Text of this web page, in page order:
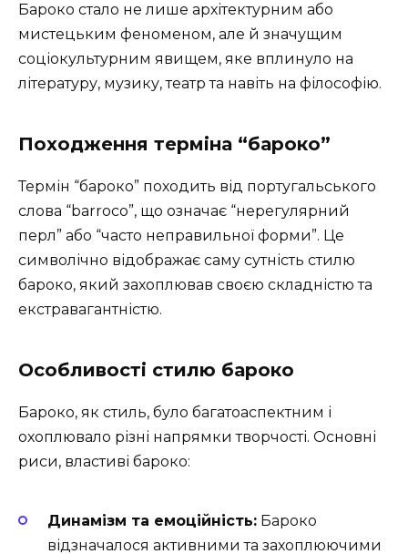
Бароко стало не лише архітектурним або
мистецьким феноменом, але й значущим
соціокультурним явищем, яке вплинуло на
літературу, музику, театр та навіть на філософію.
Походження терміна “бароко”
Термін “бароко” походить від португальського
слова “barroco”, що означає “нерегулярний
перл” або “часто неправильної форми”. Це
символічно відображає саму сутність стилю
бароко, який захоплював своєю складністю та
екстравагантністю.
Особливості стилю бароко
Бароко, як стиль, було багатоаспектним і
охоплювало різні напрямки творчості. Основні
риси, властиві бароко:
Динамізм та емоційність: Бароко
відзначалося активними та захоплюючими